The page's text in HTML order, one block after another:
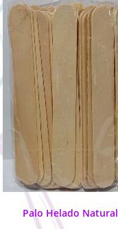
Palo Helado Natural